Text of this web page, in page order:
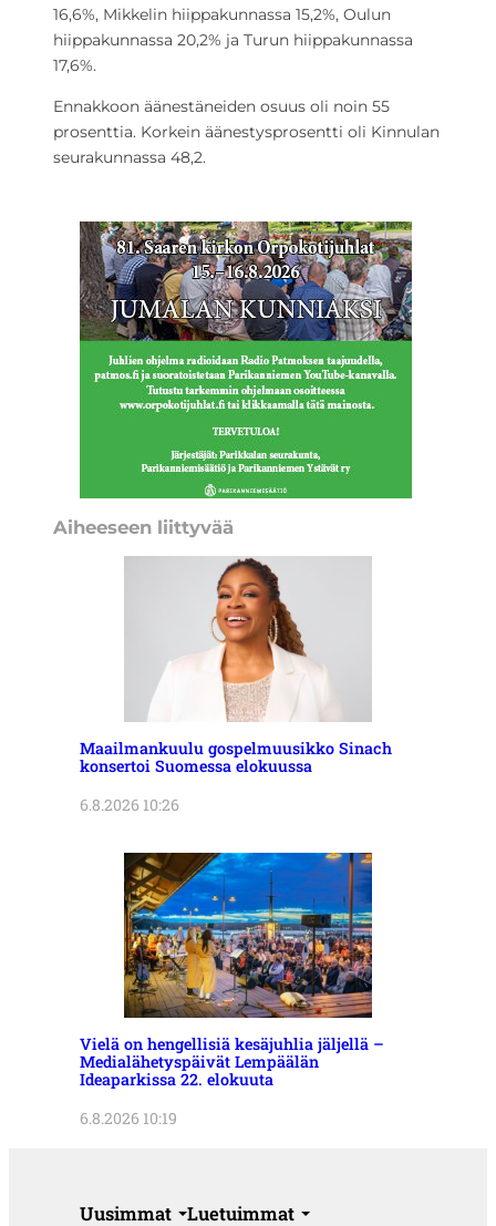
16,6%, Mikkelin hiippakunnassa 15,2%, Oulun
hiippakunnassa 20,2% ja Turun hiippakunnassa
17,6%.
Ennakkoon äänestäneiden osuus oli noin 55
prosenttia. Korkein äänestysprosentti oli Kinnulan
seurakunnassa 48,2.
Aiheeseen liittyvää
Maailmankuulu gospelmuusikko Sinach
konsertoi Suomessa elokuussa
6.8.2026 10:26
Vielä on hengellisiä kesäjuhlia jäljellä –
Medialähetyspäivät Lempäälän
Ideaparkissa 22. elokuuta
6.8.2026 10:19
Uusimmat Luetuimmat